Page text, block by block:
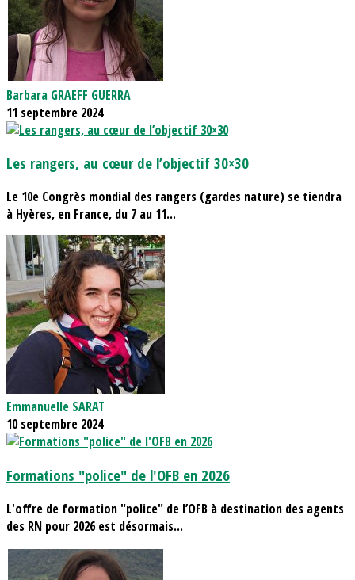
Barbara GRAEFF GUERRA
11 septembre 2024
Les rangers, au cœur de l’objectif 30×30
Le 10e Congrès mondial des rangers (gardes nature) se tiendra
à Hyères, en France, du 7 au 11...
Emmanuelle SARAT
10 septembre 2024
Formations "police" de l'OFB en 2026
L'offre de formation "police" de l’OFB à destination des agents
des RN pour 2026 est désormais...